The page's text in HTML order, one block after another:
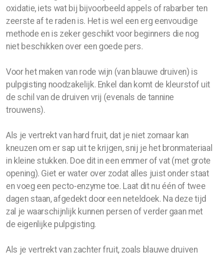
oxidatie, iets wat bij bijvoorbeeld appels of rabarber ten
zeerste af te raden is. Het is wel een erg eenvoudige
methode en is zeker geschikt voor beginners die nog
niet beschikken over een goede pers.
Voor het maken van rode wijn (van blauwe druiven) is
pulpgisting noodzakelijk. Enkel dan komt de kleurstof uit
de schil van de druiven vrij (evenals de tannine
trouwens).
Als je vertrekt van hard fruit, dat je niet zomaar kan
kneuzen om er sap uit te krijgen, snij je het bronmateriaal
in kleine stukken. Doe dit in een emmer of vat (met grote
opening). Giet er water over zodat alles juist onder staat
en voeg een pecto-enzyme toe. Laat dit nu één of twee
dagen staan, afgedekt door een neteldoek. Na deze tijd
zal je waarschijnlijk kunnen persen of verder gaan met
de eigenlijke pulpgisting.
Als je vertrekt van zachter fruit, zoals blauwe druiven
Recepten
Gistingbeheerder
Berkensap
Zoete wijn
Druiven kweken
Nieuwe planten
Snoeien: de eerste 3 jaar
Snoeien